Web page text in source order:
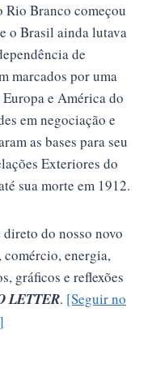
Branco começou
o Brasil ainda lutava
de
marcados por uma
e América do
em negociação e
as bases para seu
Exteriores do
sua morte em 1912.
do nosso novo
comércio, energia,
gráficos e reflexões
LETTER. [Seguir no